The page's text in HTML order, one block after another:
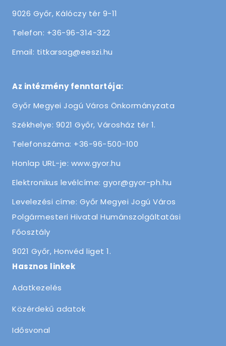
9026 Győr, Kálóczy tér 9-11
Telefon: +36-96-314-322
Email: titkarsag@eeszi.hu
Az intézmény fenntartója:
Győr Megyei Jogú Város Önkormányzata
Székhelye: 9021 Győr, Városház tér 1.
Telefonszáma: +36-96-500-100
Honlap URL-je: www.gyor.hu
Elektronikus levélcíme: gyor@gyor-ph.hu
Levelezési címe: Győr Megyei Jogú Város
Polgármesteri Hivatal Humánszolgáltatási
Főosztály
9021 Győr, Honvéd liget 1.
Hasznos linkek
Adatkezelés
Közérdekű adatok
Idősvonal